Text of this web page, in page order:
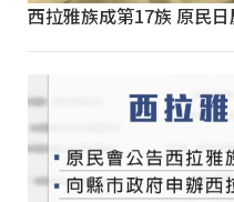
西拉雅族成第17族 原民